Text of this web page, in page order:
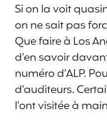
Si on la voit
on ne sait pas
Que faire à Los
d’en savoir
numéro d’ALP.
d’auditeurs.
l’ont visitée à